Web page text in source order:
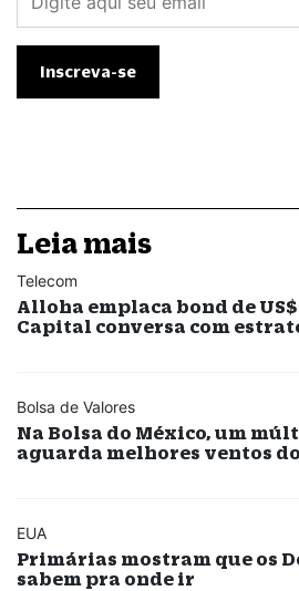
Leia mais
Telecom
Alloha emplaca bond de
Capital conversa com
Bolsa de Valores
Na Bolsa do México, um
aguarda melhores ventos
EUA
Primárias mostram que os
sabem pra onde ir